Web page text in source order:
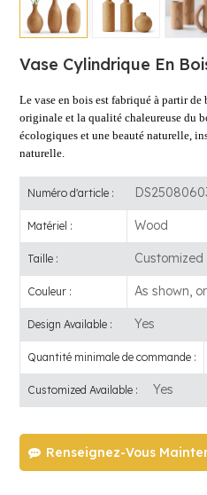
Vase Cylindrique En
Le vase en bois est fabriqué à partir
originale et la qualité chaleureuse du
écologiques et une beauté naturelle,
naturelle.
Numéro d'article :
Matériel : Wood
Taille : Customized
Couleur : As shown,
Design Available : Yes
Quantité minimale de commande :
Customized Available : Yes
Renseignez-Vous